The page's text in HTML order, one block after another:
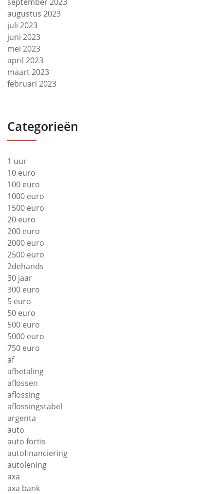
augustus 2023
juli 2023
juni 2023
mei 2023
april 2023
maart 2023
februari 2023
Categorieën
1 uur
10 euro
100 euro
1000 euro
1500 euro
20 euro
200 euro
2000 euro
2500 euro
2dehands
30 jaar
300 euro
5 euro
50 euro
500 euro
5000 euro
750 euro
af
afbetaling
aflossen
aflossing
aflossingstabel
argenta
auto
auto fortis
autofinanciering
autolening
axa
axa bank